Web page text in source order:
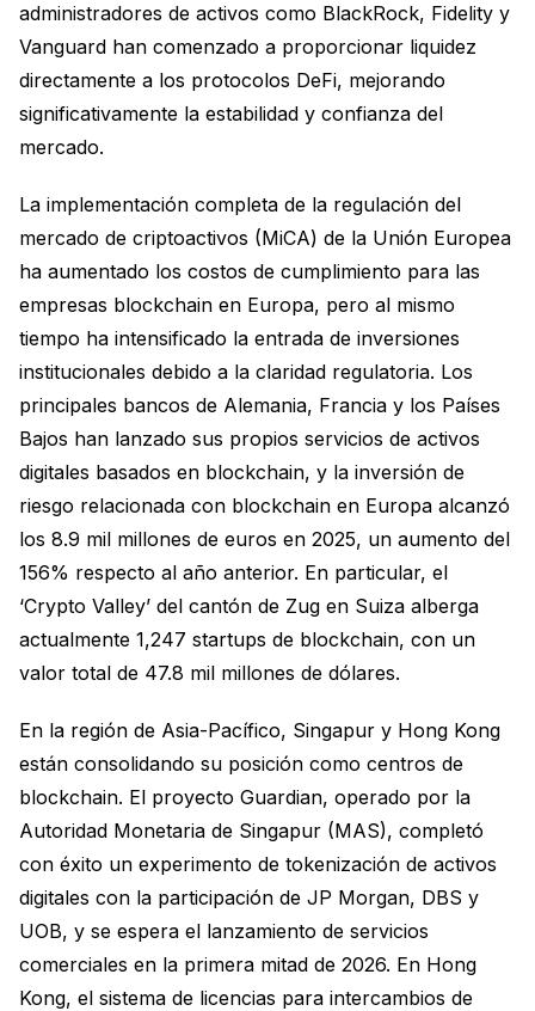
administradores de activos como BlackRock, Fidelity y
Vanguard han comenzado a proporcionar liquidez
directamente a los protocolos DeFi, mejorando
significativamente la estabilidad y confianza del
mercado.
La implementación completa de la regulación del
mercado de criptoactivos (MiCA) de la Unión Europea
ha aumentado los costos de cumplimiento para las
empresas blockchain en Europa, pero al mismo
tiempo ha intensificado la entrada de inversiones
institucionales debido a la claridad regulatoria. Los
principales bancos de Alemania, Francia y los Países
Bajos han lanzado sus propios servicios de activos
digitales basados en blockchain, y la inversión de
riesgo relacionada con blockchain en Europa alcanzó
los 8.9 mil millones de euros en 2025, un aumento del
156% respecto al año anterior. En particular, el
‘Crypto Valley’ del cantón de Zug en Suiza alberga
actualmente 1,247 startups de blockchain, con un
valor total de 47.8 mil millones de dólares.
En la región de Asia-Pacífico, Singapur y Hong Kong
están consolidando su posición como centros de
blockchain. El proyecto Guardian, operado por la
Autoridad Monetaria de Singapur (MAS), completó
con éxito un experimento de tokenización de activos
digitales con la participación de JP Morgan, DBS y
UOB, y se espera el lanzamiento de servicios
comerciales en la primera mitad de 2026. En Hong
Kong, el sistema de licencias para intercambios de